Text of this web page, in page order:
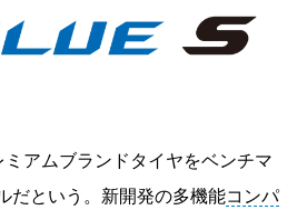
ミアムブランドタイヤをベンチマ
だという。新開発の多機能コンパ